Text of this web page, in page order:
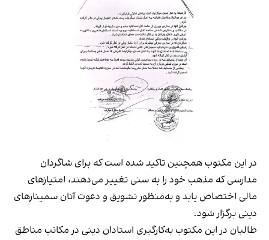
در این مکتوب همچنین تاکید شده است که برای شاگردان
مدارسی که مذهب خود را به سنی تغییر می‌دهند، امتیازهای
مالی اختصاص یابد و به‌منظور تشویق و دعوت آنان سمینارهای
دینی برگزار شود.
طالبان در این مکتوب به‌کارگیری استادان دینی در مکاتب مناطق